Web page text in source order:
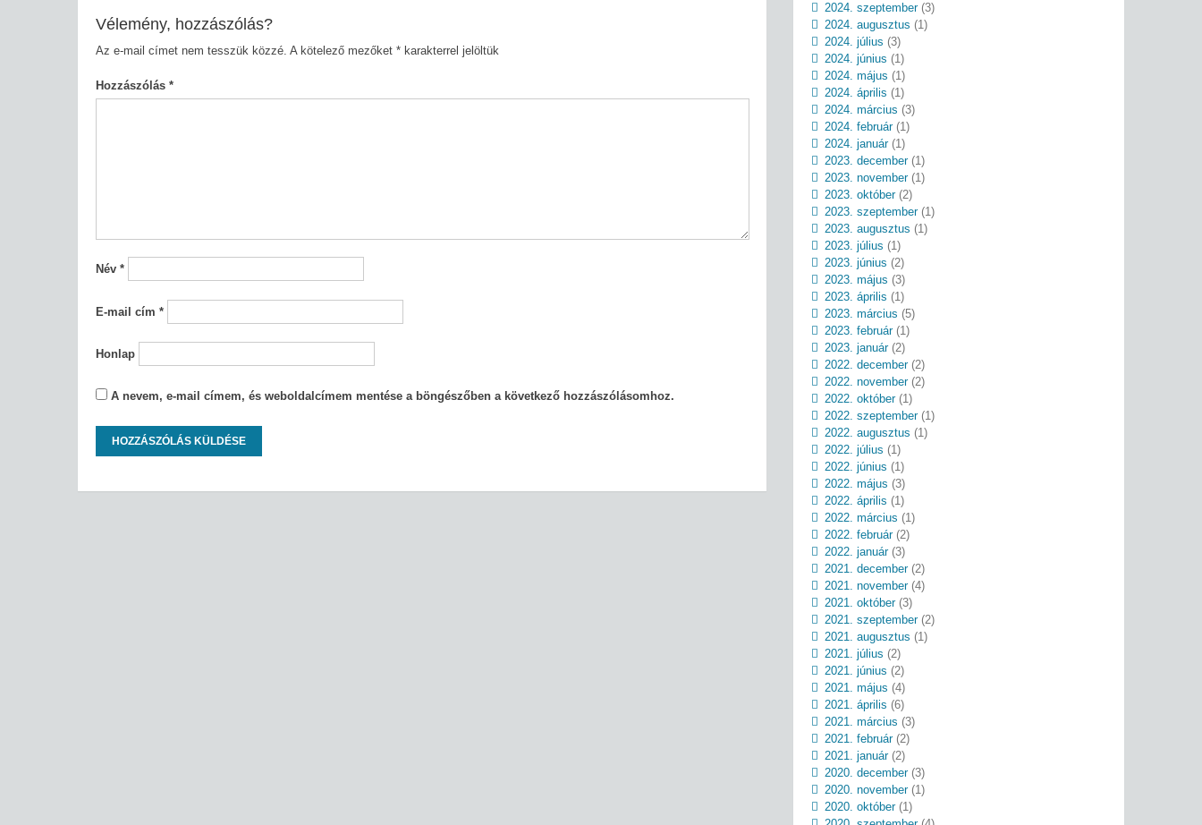
Vélemény, hozzászólás?
Az e-mail címet nem tesszük közzé. A kötelező mezőket *karakterrel jelöltük
Hozzászólás *
Név *
E-mail cím *
Honlap
A nevem, e-mail címem, és weboldalcímem mentése a böngészőben a következő hozzászólásomhoz.
2024. szeptember(3)
2024. augusztus (1)
2024. július (3)
2024. június (1)
2024. május (1)
2024. április (1)
2024. március (3)
2024. február(1)
2024. január(1)
2023. december(1)
2023. november(1)
2023. október(2)
2023. szeptember(1)
2023. augusztus (1)
2023. július (1)
2023. június (2)
2023. május (3)
2023. április (1)
2023. március (5)
2023. február(1)
2023. január(2)
2022. december(2)
2022. november(2)
2022. október(1)
2022. szeptember(1)
2022. augusztus (1)
2022. július (1)
2022. június (1)
2022. május (3)
2022. április (1)
2022. március (1)
2022. február(2)
2022. január(3)
2021. december(2)
2021. november(4)
2021. október(3)
2021. szeptember(2)
2021. augusztus (1)
2021. július (2)
2021. június (2)
2021. május (4)
2021. április (6)
2021. március (3)
2021. február(2)
2021. január(2)
2020. december(3)
2020. november(1)
2020. október(1)